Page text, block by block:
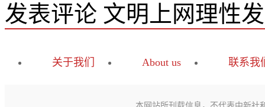
发表评论 文明上网理性
关于我们 About us 联系我